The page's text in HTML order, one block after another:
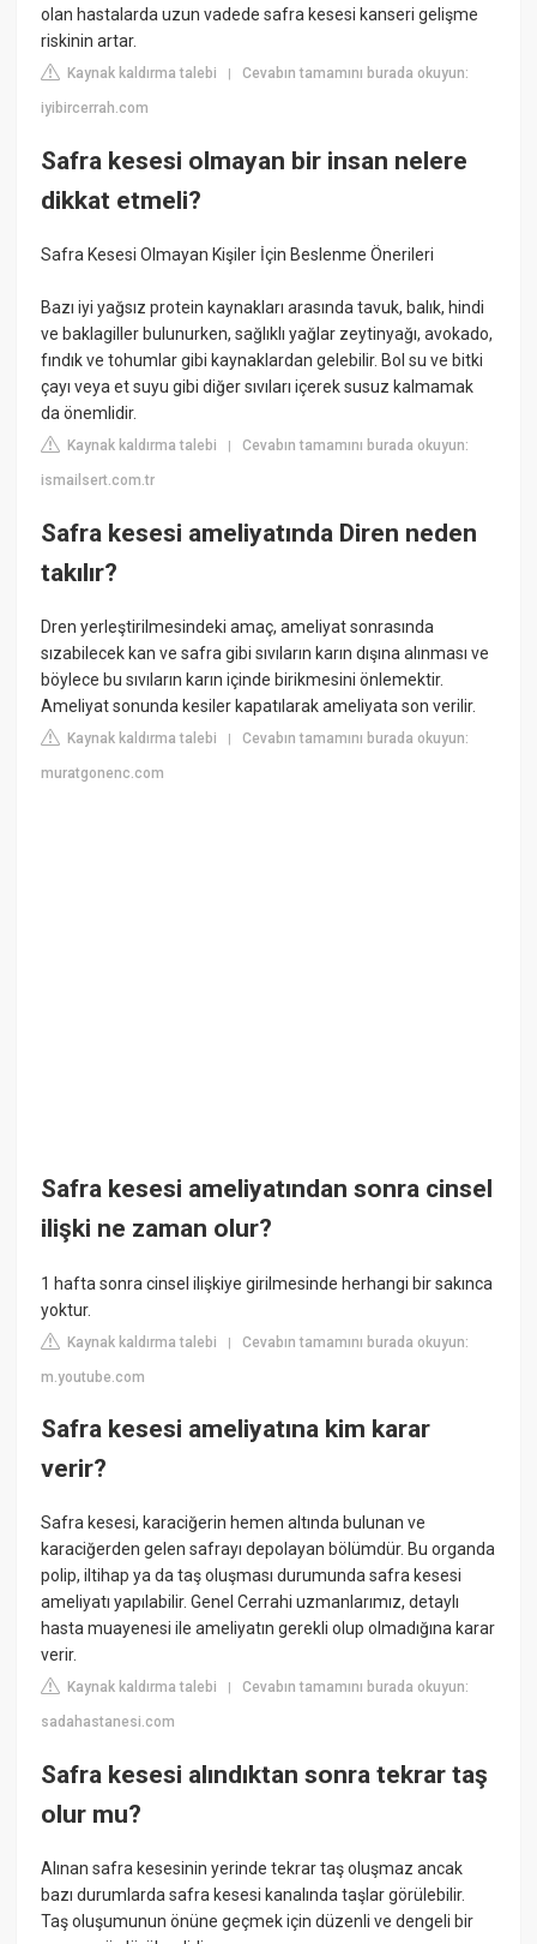
olan hastalarda uzun vadede safra kesesi kanseri gelişme
riskinin artar.
Kaynak kaldırma talebi |Cevabın tamamını burada okuyun:
iyibircerrah.com
Safra kesesi olmayan bir insan nelere
dikkat etmeli?
Safra Kesesi Olmayan Kişiler İçin Beslenme Önerileri
Bazı iyi yağsız protein kaynakları arasında tavuk, balık, hindi
ve baklagiller bulunurken, sağlıklı yağlar zeytinyağı, avokado,
fındık ve tohumlar gibi kaynaklardan gelebilir. Bol su ve bitki
çayı veya et suyu gibi diğer sıvıları içerek susuz kalmamak
da önemlidir.
Kaynak kaldırma talebi |Cevabın tamamını burada okuyun:
ismailsert.com.tr
Safra kesesi ameliyatında Diren neden
takılır?
Dren yerleştirilmesindeki amaç, ameliyat sonrasında
sızabilecek kan ve safra gibi sıvıların karın dışına alınması ve
böylece bu sıvıların karın içinde birikmesini önlemektir.
Ameliyat sonunda kesiler kapatılarak ameliyata son verilir.
Kaynak kaldırma talebi |Cevabın tamamını burada okuyun:
muratgonenc.com
Safra kesesi ameliyatından sonra cinsel
ilişki ne zaman olur?
1 hafta sonra cinsel ilişkiye girilmesinde herhangi bir sakınca
yoktur.
Kaynak kaldırma talebi |Cevabın tamamını burada okuyun:
m.youtube.com
Safra kesesi ameliyatına kim karar
verir?
Safra kesesi, karaciğerin hemen altında bulunan ve
karaciğerden gelen safrayı depolayan bölümdür. Bu organda
polip, iltihap ya da taş oluşması durumunda safra kesesi
ameliyatı yapılabilir. Genel Cerrahi uzmanlarımız, detaylı
hasta muayenesi ile ameliyatın gerekli olup olmadığına karar
verir.
Kaynak kaldırma talebi |Cevabın tamamını burada okuyun:
sadahastanesi.com
Safra kesesi alındıktan sonra tekrar taş
olur mu?
Alınan safra kesesinin yerinde tekrar taş oluşmaz ancak
bazı durumlarda safra kesesi kanalında taşlar görülebilir.
Taş oluşumunun önüne geçmek için düzenli ve dengeli bir